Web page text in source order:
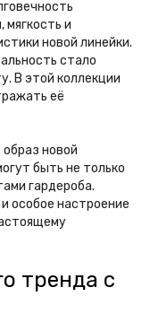
и
новой линейки.
стало
В этой коллекции
её
новой
быть не только
гардероба.
особое настроение
тренда с